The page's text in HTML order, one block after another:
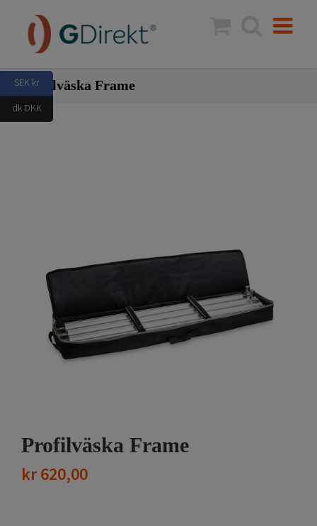
innehållet
Profilväska Frame
Profilväska Frame
kr620,00
SEK kr
dk DKK